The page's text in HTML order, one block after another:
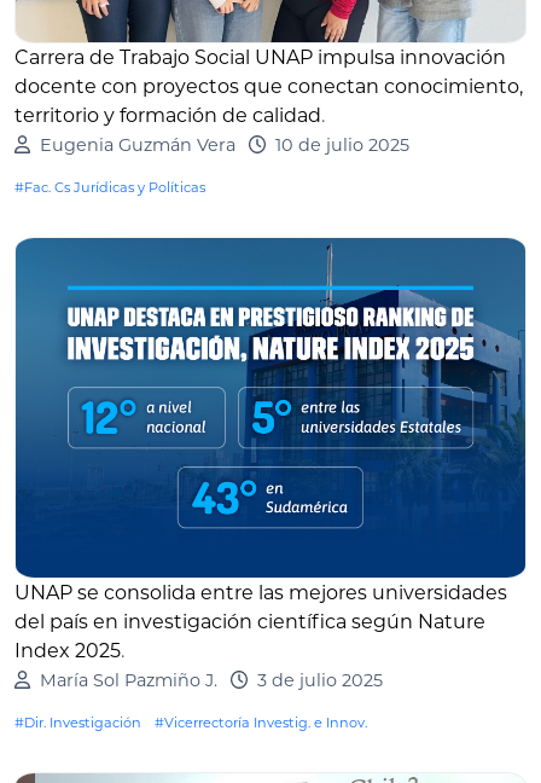
Carrera de Trabajo Social UNAP impulsa innovación
docente con proyectos que conectan conocimiento,
territorio y formación de calidad.
Eugenia Guzmán Vera 10 de julio 2025
#Fac. Cs Jurídicas y Políticas
UNAP se consolida entre las mejores universidades
del país en investigación científica según Nature
Index 2025.
María Sol Pazmiño J. 3 de julio 2025
#Dir. Investigación #Vicerrectoría Investig. e Innov.